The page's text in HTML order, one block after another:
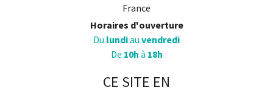
France
Horaires d'ouverture
Du lundiau vendredi
De 10h à 18h
CE SITE EN